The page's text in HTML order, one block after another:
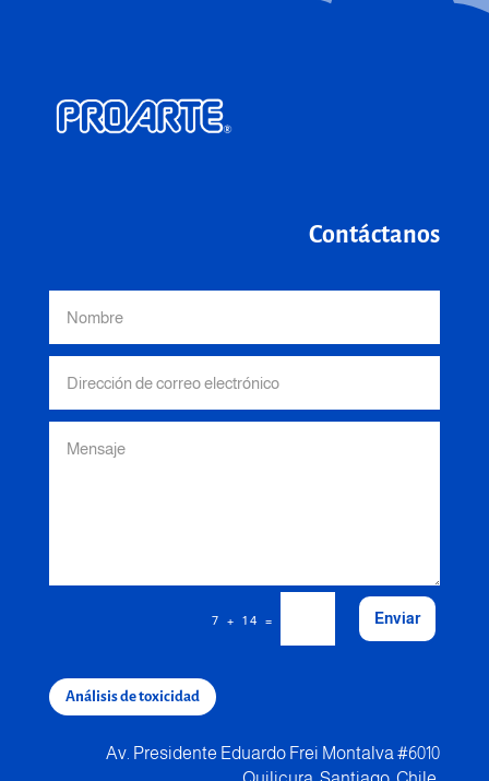
Contáctanos
7 + 14 = Enviar
Análisis de toxicidad
Av. Presidente Eduardo Frei Montalva #6010